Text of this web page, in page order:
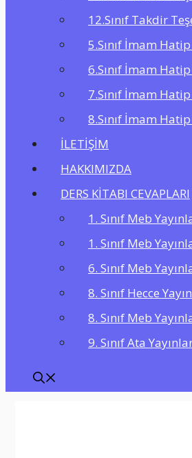
12.Sınıf Takdir
5.Sınıf İmam
6.Sınıf İmam
7.Sınıf İmam
8.Sınıf İmam
İLETİŞİM
HAKKIMIZDA
DERS KİTABI CEVAPLARI
1. Sınıf Meb
1. Sınıf Meb
6. Sınıf Meb
8. Sınıf Hecce
8. Sınıf Meb
9. Sınıf Ata